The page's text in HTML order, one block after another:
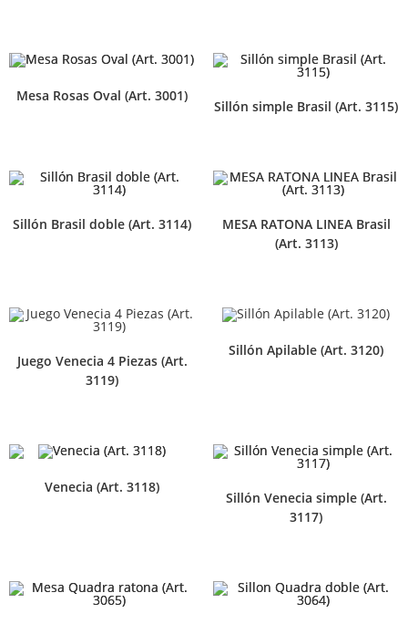
Mesa Rosas Oval (Art. 3001)
Sillón simple Brasil (Art. 3115)
Sillón Brasil doble (Art. 3114)
MESA RATONA LINEA Brasil
(Art. 3113)
Juego Venecia 4 Piezas (Art.
3119)
Sillón Apilable (Art. 3120)
Venecia (Art. 3118)
Sillón Venecia simple (Art.
3117)